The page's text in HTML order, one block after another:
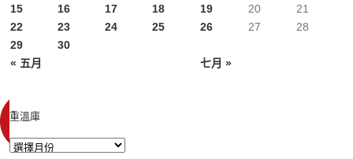
« 五月 七月 »
15
16 17 18 19 20
21
22
23 24 25 26 27
28
29
30
重溫庫